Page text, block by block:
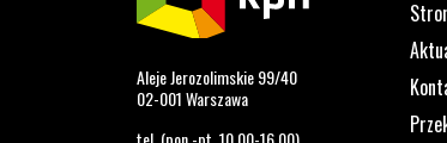
Aleje Jerozolimskie 99/40
02-001 Warszawa